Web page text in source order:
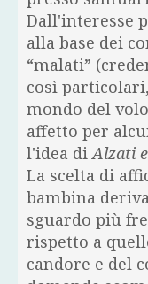
Dall'interesse
alla base dei
“malati”
così
mondo del
affetto per
l'idea di Alzati
La scelta di
bambina
sguardo più
rispetto a
candore e del